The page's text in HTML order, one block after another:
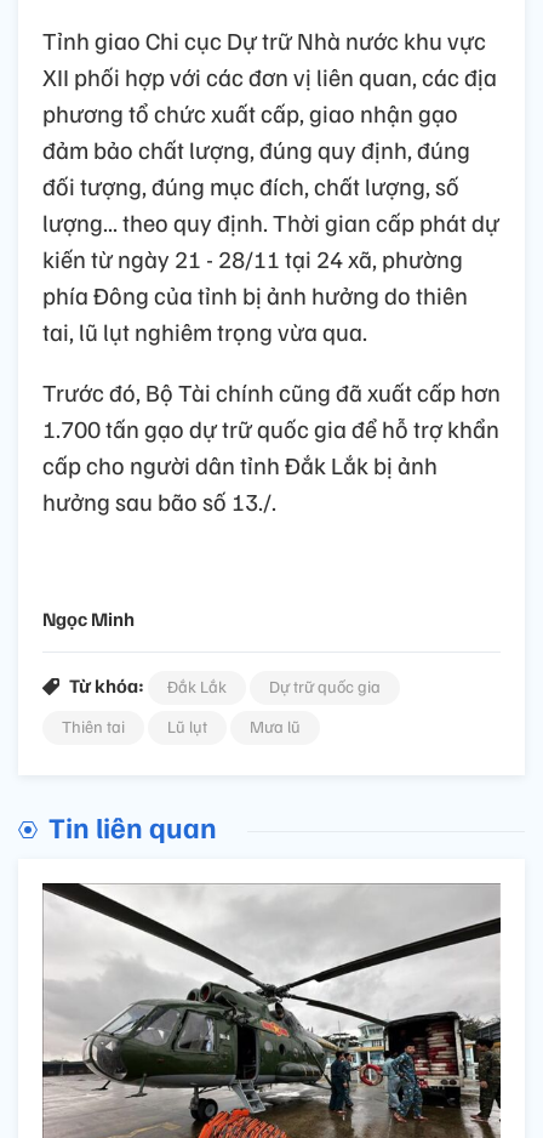
Tỉnh giao Chi cục Dự trữ Nhà nước khu vực
XII phối hợp với các đơn vị liên quan, các địa
phương tổ chức xuất cấp, giao nhận gạo
đảm bảo chất lượng, đúng quy định, đúng
đối tượng, đúng mục đích, chất lượng, số
lượng... theo quy định. Thời gian cấp phát dự
kiến từ ngày 21 - 28/11 tại 24 xã, phường
phía Đông của tỉnh bị ảnh hưởng do thiên
tai, lũ lụt nghiêm trọng vừa qua.
Trước đó, Bộ Tài chính cũng đã xuất cấp hơn
1.700 tấn gạo dự trữ quốc gia để hỗ trợ khẩn
cấp cho người dân tỉnh Đắk Lắk bị ảnh
hưởng sau bão số 13./.
Ngọc Minh
Từ khóa: Đắk Lắk
Dự trữ quốc gia
Thiên tai
Lũ lụt Mưa lũ
Tin liên quan